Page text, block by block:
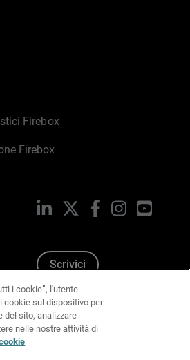
Firebox
Firebox
LinkedIn FacebookInstagram
Scrivici
i cookie”, l'utente
cookie sul dispositivo per
del sito, analizzare
nelle nostre attività di